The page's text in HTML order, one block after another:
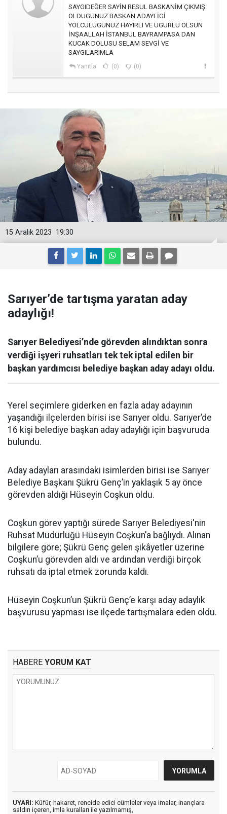
SAYGIDEĞER SAYİN RESUL BASKANİM ÇIKMIŞ
OLDUGUNUZ BASKAN ADAYLİGİ
YOLCULUGUNUZ HAYIRLI VE UGURLU OLSUN
İNŞAALLAH İSTANBUL BAYRAMPASA DAN
KUCAK DOLUSU SELAM SEVGİ VE
SAYGILARIMLA
Yanıtla (0) (0)
19:30
15 Aralık 2023
Sarıyer’de tartışma yaratan aday
adaylığı!
Sarıyer Belediyesi’nde görevden alındıktan sonra
verdiği işyeri ruhsatları tek tek iptal edilen bir
başkan yardımcısı belediye başkan aday adayı oldu.
Yerel seçimlere giderken en fazla aday adayının
yaşandığı ilçelerden birisi ise Sarıyer oldu. Sarıyer’de
16 kişi belediye başkan aday adaylığı için başvuruda
bulundu.
Aday adayları arasındaki isimlerden birisi ise Sarıyer
Belediye Başkanı Şükrü Genç’in yaklaşık 5 ay önce
görevden aldığı Hüseyin Coşkun oldu.
Coşkun görev yaptığı sürede Sarıyer Belediyesi'nin
Ruhsat Müdürlüğü Hüseyin Coşkun’a bağlıydı. Alınan
bilgilere göre; Şükrü Genç gelen şikâyetler üzerine
Coşkun’u görevden aldı ve ardından verdiği birçok
ruhsatı da iptal etmek zorunda kaldı.
Hüseyin Coşkun’un Şükrü Genç’e karşı aday adaylık
başvurusu yapması ise ilçede tartışmalara eden oldu.
HABERE YORUM KAT
UYARI: Küfür, hakaret, rencide edici cümleler veya imalar, inançlara
saldırı içeren, imla kuralları ile yazılmamış,